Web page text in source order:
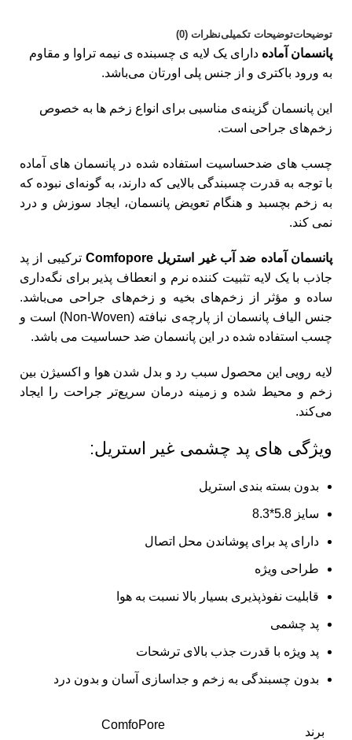
توضیحاتتوضیحات تکمیلینظرات (0)
پانسمان‌ آماده دارای یک لایه ی چسبنده ی نیمه تراوا و مقاوم
به ورود باکتری و از جنس پلی اورتان می‌باشد.
این پانسمان گزینه‌ی مناسبی برای انواع زخم ها به خصوص
زخم‌های جراحی است.
چسب های ضدحساسیت استفاده شده در پانسمان های آماده
با توجه به قدرت چسبندگی بالایی که دارند، به گونه‌ای نبوده که
به زخم بچسبد و هنگام تعویض پانسمان، ایجاد سوزش و درد
نمی کند.
پانسمان‌ آماده ضد آب غیر استریل Comfopore
ترکیبی از پد
جاذب با یک لایه تثبیت کننده نرم و انعطاف پذیر برای نگه‌داری
ساده و مؤثر از زخم‌های بخیه و زخم‌های جراحی می‌باشد.
جنس الیاف پانسمان از پارچه‌ی نبافته (Non-Woven) است و
چسب استفاده شده در این پانسمان ضد حساسیت می باشد.
لایه رویی این محصول سبب رد و بدل شدن هوا و اکسیژن بین
زخم و محیط شده و زمینه درمان سریع‌تر جراحت را ایجاد
می‌کند.
ویژگی های پد چشمی غیر استریل:
بدون بسته بندی استریل
سایز 5.8*8.3
دارای پد برای پوشاندن محل اتصال
طراحی ویژه
قابلیت نفوذپذیری بسیار بالا نسبت به هوا
پد چشمی
پد ویژه با قدرت جذب بالای ترشحات
بدون چسبندگی به زخم و جداسازی آسان و بدون درد
برند
ComfoPore